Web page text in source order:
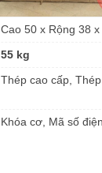
Cao 50 x Rộng 38
55 kg
Thép cao cấp,
Khóa cơ, Mã số